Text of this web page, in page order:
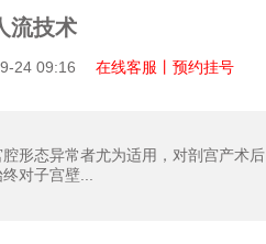
流技术
24 09:16 在线客服丨预约挂号
形态异常者尤为适用，对剖宫产术后
对子宫壁...